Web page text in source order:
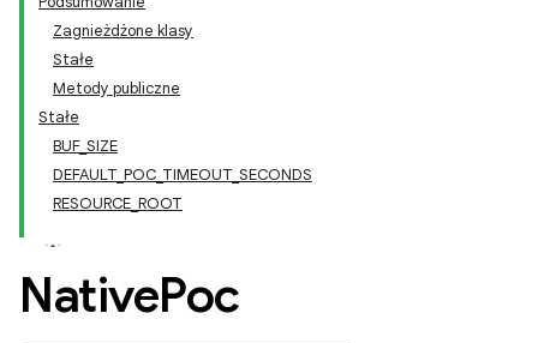
Zagnieżdżone klasy
Stałe
Metody publiczne
Stałe
BUF_SIZE
DEFAULT_POC_TIMEOUT_SECONDS
RESOURCE_ROOT
NativePoc